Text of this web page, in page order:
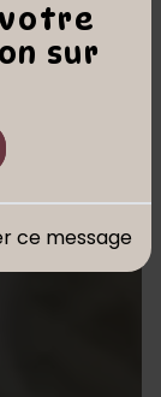
sur
ce message